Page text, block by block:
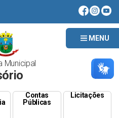
MENU
Municipal
Contas
Públicas
Licitações